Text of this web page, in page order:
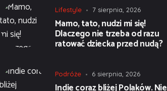
Lifestyle 7 sierpnia, 2026
Mamo, tato, nudzi mi się!
Dlaczego nie trzeba od razu
ratować dziecka przed nudą?
Podróże 6 sierpnia, 2026
Indie coraz bliżej Polaków. Nie